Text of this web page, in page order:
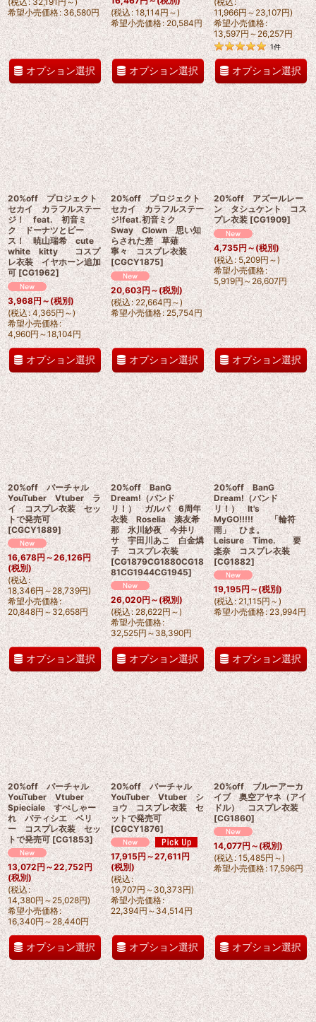
希望小売価格: 36,580円
オプション選択
(税込: 18,114円～)
希望小売価格: 20,584円
オプション選択
11,966円～23,107円)
希望小売価格:
13,597円～26,257円
1件
オプション選択
20%off プロジェクト
セカイ カラフルステー
ジ！ feat. 初音ミ
ク ドーナツとピー
ス！ 暁山瑞希 cute
white kitty コスプ
レ衣装 イヤホーン追加
可 [CG1962]
3,968円～(税別)
(税込: 4,365円～)
希望小売価格:
4,960円～18,104円
オプション選択
20%off プロジェクト
セカイ カラフルステー
ジ!feat.初音ミク
Sway Clown 思い知
らされた差 草薙
寧々 コスプレ衣装
[CGCY1875]
20,603円～(税別)
(税込: 22,664円～)
希望小売価格: 25,754円
オプション選択
20%off アズールレー
ン タシュケント コス
プレ衣装 [CG1909]
4,735円～(税別)
(税込: 5,209円～)
希望小売価格:
5,919円～26,607円
オプション選択
20%off バーチャル
YouTuber Vtuber ラ
イ コスプレ衣装 セッ
トで発売可
[CGCY1889]
16,678円～26,126円
(税別)
(税込:
18,346円～28,739円)
希望小売価格:
20,848円～32,658円
オプション選択
20%off BanG
Dream!（バンド
リ！） ガルパ 6周年
衣装 Roselia 湊友希
那 氷川紗夜 今井リ
サ 宇田川あこ 白金燐
子 コスプレ衣装
[CG1879CG1880CG18
81CG1944CG1945]
26,020円～ (税別)
(税込: 28,622円～)
希望小売価格:
32,525円～38,390円
オプション選択
20%off BanG
Dream!（バンド
リ！） It's
MyGO!!!!! 「輪符
雨」 ひま。
Leisure Time. 要
楽奈 コスプレ衣装
[CG1882]
19,195円～(税別)
(税込: 21,115円～)
希望小売価格: 23,994円
オプション選択
20%off バーチャル
YouTuber Vtuber
Spieciale すぺしゃー
れ パティシエ ベリ
ー コスプレ衣装 セッ
トで発売可 [CG1853]
13,072円～22,752円
(税別)
(税込:
14,380円～25,028円)
希望小売価格:
16,340円～28,440円
オプション選択
20%off バーチャル
YouTuber Vtuber シ
ョウ コスプレ衣装 セ
ットで発売可
[CGCY1876]
17,915円～27,611円
(税別)
(税込:
19,707円～30,373円)
希望小売価格:
22,394円～34,514円
オプション選択
20%off ブルーアーカ
イブ 奥空アヤネ（アイ
ドル） コスプレ衣装
[CG1860]
14,077円～(税別)
(税込: 15,485円～)
希望小売価格: 17,596円
オプション選択